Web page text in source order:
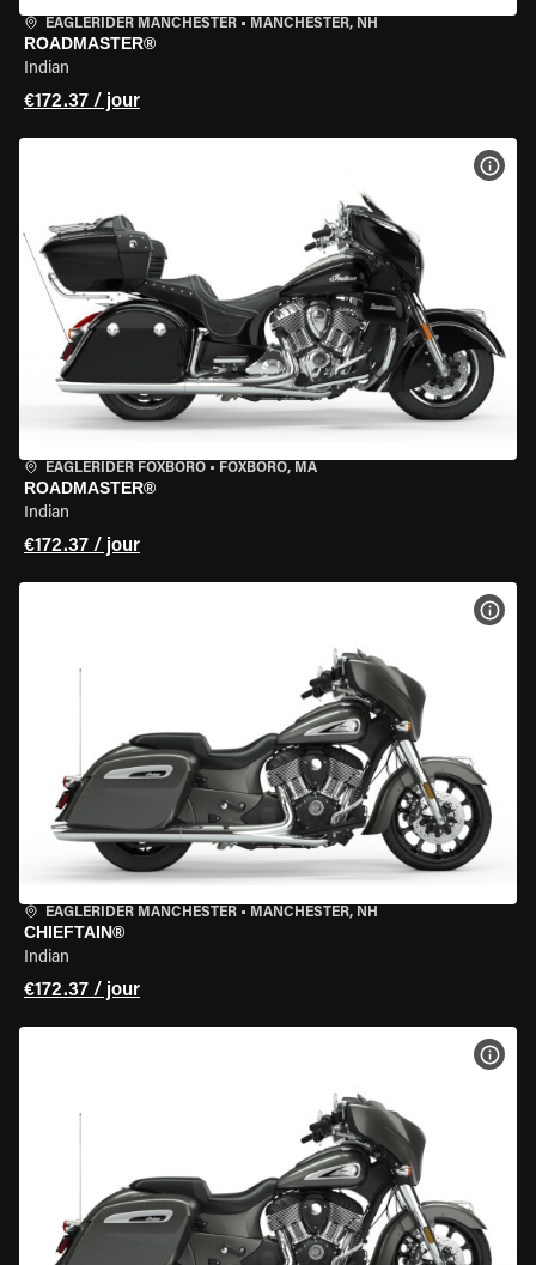
EAGLERIDER MANCHESTER • MANCHESTER, NH
ROADMASTER®
Indian
€172.37 / jour
EAGLERIDER FOXBORO • FOXBORO, MA
ROADMASTER®
Indian
€172.37 / jour
EAGLERIDER MANCHESTER • MANCHESTER, NH
CHIEFTAIN®
Indian
€172.37 / jour